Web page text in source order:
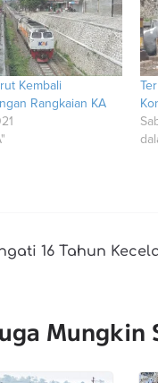
Kembali
Rangkaian KA
16 Tahun
Mungkin